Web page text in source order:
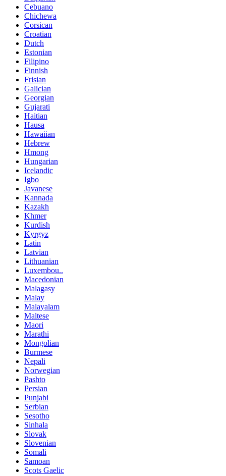
Cebuano
Chichewa
Corsican
Croatian
Dutch
Estonian
Filipino
Finnish
Frisian
Galician
Georgian
Gujarati
Haitian
Hausa
Hawaiian
Hebrew
Hmong
Hungarian
Icelandic
Igbo
Javanese
Kannada
Kazakh
Khmer
Kurdish
Kyrgyz
Latin
Latvian
Lithuanian
Luxembou..
Macedonian
Malagasy
Malay
Malayalam
Maltese
Maori
Marathi
Mongolian
Burmese
Nepali
Norwegian
Pashto
Persian
Punjabi
Serbian
Sesotho
Sinhala
Slovak
Slovenian
Somali
Samoan
Scots Gaelic